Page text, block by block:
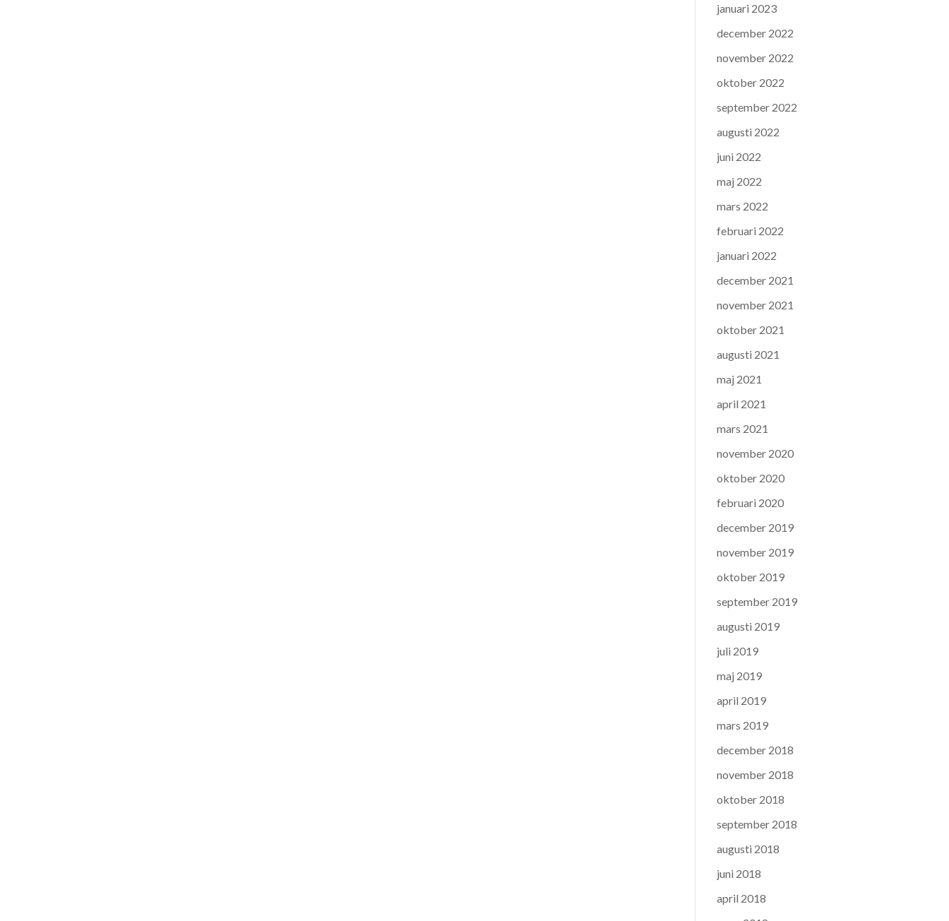
januari 2023
december 2022
november 2022
oktober 2022
september 2022
augusti 2022
juni 2022
maj 2022
mars 2022
februari 2022
januari 2022
december 2021
november 2021
oktober 2021
augusti 2021
maj 2021
april 2021
mars 2021
november 2020
oktober 2020
februari 2020
december 2019
november 2019
oktober 2019
september 2019
augusti 2019
juli 2019
maj 2019
april 2019
mars 2019
december 2018
november 2018
oktober 2018
september 2018
augusti 2018
juni 2018
april 2018